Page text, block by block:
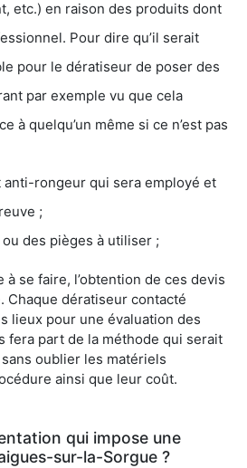
etc.) en raison des produits dont
Pour dire qu’il serait
pour le dératiseur de poser des
par exemple vu que cela
à quelqu’un même si ce n’est pas
anti-rongeur qui sera employé et
;
ou des pièges à utiliser ;
à se faire, l’obtention de ces devis
Chaque dératiseur contacté
lieux pour une évaluation des
fera part de la méthode qui serait
oublier les matériels
ainsi que leur coût.
qui impose une
sur-la-Sorgue ?